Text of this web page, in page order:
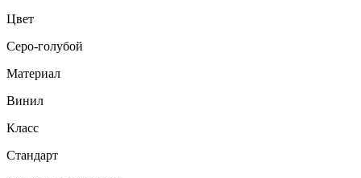
Цвет
Серо-голубой
Материал
Винил
Класс
Стандарт